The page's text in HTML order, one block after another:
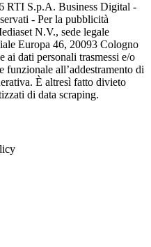
RTI S.p.A. Business Digital -
- Per la pubblicità
N.V., sede legale
Europa 46, 20093 Cologno
ai dati personali trasmessi e/o
all’addestramento di
È altresì fatto divieto
di data scraping.